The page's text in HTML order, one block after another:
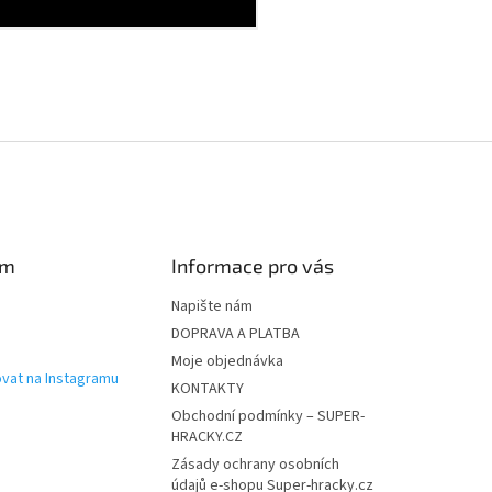
na Instagramu
Informace pro vás
Napište nám
DOPRAVA A PLATBA
Moje objednávka
KONTAKTY
Obchodní podmínky – SUPER-
HRACKY.CZ
Zásady ochrany osobních
údajů e-shopu Super-hracky.cz